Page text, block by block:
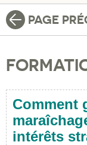
PAGE
Comment
intérêts